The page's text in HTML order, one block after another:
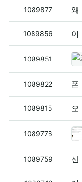
1089877
1089856
1089851
1089822
1089815
1089776
1089759